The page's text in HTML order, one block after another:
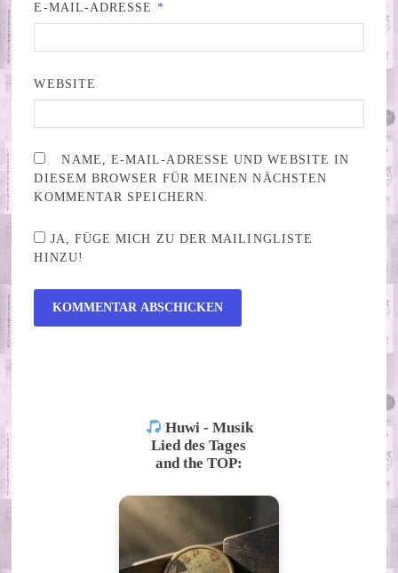
E-MAIL-ADRESSE *
WEBSITE
NAME, E-MAIL-ADRESSE UND WEBSITE IN
DIESEM BROWSER FÜR MEINEN NÄCHSTEN
KOMMENTAR SPEICHERN.
JA, FÜGE MICH ZU DER MAILINGLISTE
HINZU!
Huwi - Musik
Lied des Tages
and the TOP: